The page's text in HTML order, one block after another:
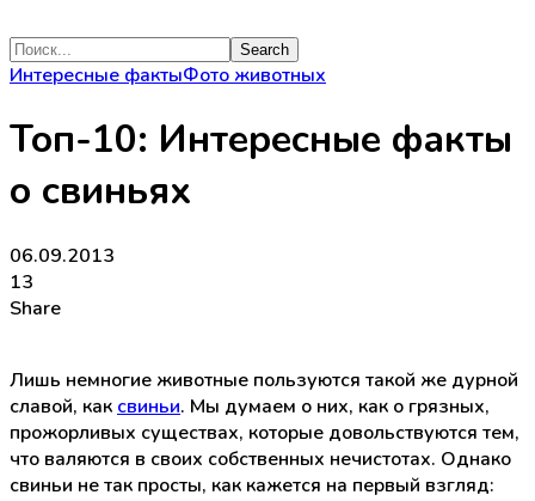
Интересные фактыФото животных
Топ-10: Интересные факты
о свиньях
06.09.2013
13
Share
Лишь немногие животные пользуются такой же дурной
славой, как свиньи. Мы думаем о них, как о грязных,
прожорливых существах, которые довольствуются тем,
что валяются в своих собственных нечистотах. Однако
свиньи не так просты, как кажется на первый взгляд: